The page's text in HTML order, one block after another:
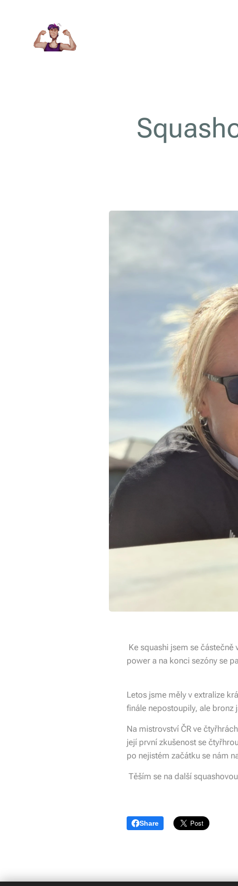
Ke squashi jsem se
power a na konci sezóny se
Letos jsme měly v extralize
finále nepostoupily, ale bronz
Na mistrovství ČR ve
její první zkušenost se
po nejistém začátku se nám
Těším se na další
Share